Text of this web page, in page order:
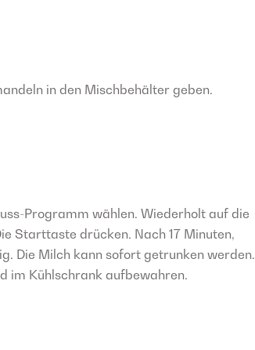
in den Mischbehälter geben.
Programm wählen. Wiederholt auf die
Starttaste drücken. Nach 17 Minuten,
Die Milch kann sofort getrunken werden.
im Kühlschrank aufbewahren.